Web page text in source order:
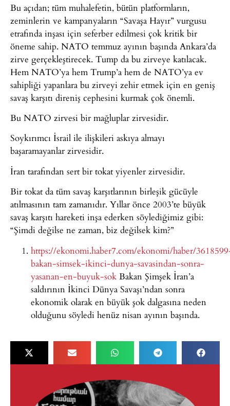
Bu açıdan; tüm muhalefetin, bütün platformların,
zeminlerin ve kampanyaların “Savaşa Hayır” vurgusu
etrafında inşası için seferber edilmesi çok kritik bir
öneme sahip. NATO temmuz ayının başında Ankara’da
zirve gerçekleştirecek. Tump da bu zirveye katılacak.
Hem NATO’ya hem Trump’a hem de NATO’ya ev
sahipliği yapanlara bu zirveyi zehir etmek için en geniş
savaş karşıtı direniş cephesini kurmak çok önemli.
Bu NATO zirvesi bir mağluplar zirvesidir.
Soykırımcı İsrail ile ilişkileri askıya almayı
başaramayanlar zirvesidir.
İran tarafından sert bir tokat yiyenler zirvesidir.
Bir tokat da tüm savaş karşıtlarının birleşik gücüyle
atılmasının tam zamanıdır. Yıllar önce 2003’te büyük
savaş karşıtı hareketi inşa ederken söylediğimiz gibi:
“Şimdi değilse ne zaman, biz değilsek kim?”
https://ekonomi.haber7.com/ekonomi/haber/
bakan-simsek-ikinci-dunya-savasindan-sonra-
yasanan-en-buyuk-sok Bakan Şimşek İran’a
saldırının İkinci Dünya Savaşı’ndan sonra
ekonomik olarak en büyük şok dalgasına neden
olduğunu söyledi henüz nisan ayının başında.